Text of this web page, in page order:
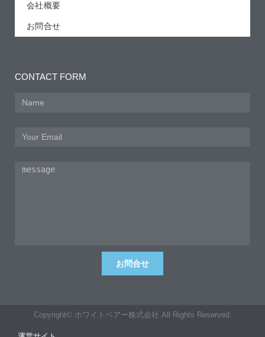
会社概要
お問合せ
CONTACT FORM
お問合せ
Copyright© ホワイトベアー株式会社 All Rights Reserved.